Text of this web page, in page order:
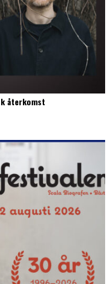
återkomst